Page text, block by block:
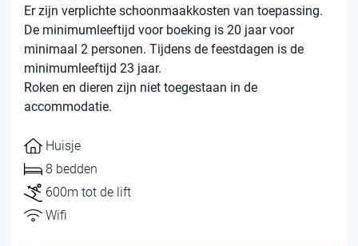
Er zijn verplichte schoonmaakkosten van toepassing.
De minimumleeftijd voor boeking is 20 jaar voor
minimaal 2 personen. Tijdens de feestdagen is de
minimumleeftijd 23 jaar.
Roken en dieren zijn niet toegestaan ​​in de
accommodatie.
Huisje
8 bedden
600m tot de lift
Wifi